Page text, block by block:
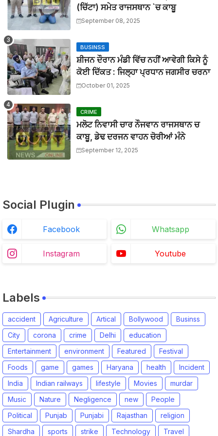
11 ਜੂਨ ਦੇ ਗੰਭੀਰਪੁਰ ਸਿੱਖਿਆ ਮੰਤਰੀ ਪੰਜਾਬ ਦੇ ਪਿੰਡ ਧਰਨੇ ਸੰਬੰਧੀ
BTTNEWS-Jun 08 2026
ਟਰੱਕ ਨਾਲ ਟਕਰਾਈ ਪਿਕਅਪ 9 ਦੀ ਮੌਤ 22 ਜਖਮੀ
BTTNEWS-Jun 06 2026
ਸਿੱਖਿਆ ਮੰਤਰੀ ਅਤੇ ਸਿੱਖਿਆ ਸਕੱਤਰ ਵੱਲੋਂ ਮੀਟਿੰਗ ਦਾ ਸਮਾਂ ਵਾਰ-
BTTNEWS-Jun 05 2026
ਰੋਹਿਤ ਗੋਦਾਰਾ ਗੈਂਗ ਦੇ ਸ਼ੂਟਰ ਤੇ ਹਥਿਆਰ ਸਪਲਾਈ ਕਰਨ ਵਾਲੇ
BTTNEWS-Jun 02 2026
ਨੌਜਵਾਨ ਨੂੰ ਅਗਵਾ ਕਰਕੇ ਕਤਲ ਕਰਨ ਦੇ ਮਾਮਲੇ ਵਿੱਚ ਉਸਦੀ
BTTNEWS-May 27 2026
(ਚਿੱਟਾ) ਸਮੇਤ ਰਾਜਸਥਾਨ `ਚ ਕਾਬੂ
September 08, 2025
BUSINSS
ਸ਼ੀਜਨ ਦੌਰਾਨ ਮੰਡੀ ਵਿੱਚ ਨਹੀਂ ਆਵੇਗੀ ਕਿਸੇ ਨੂੰ
ਕੋਈ ਦਿੱਕਤ : ਜਿਲ੍ਹਾ ਪ੍ਰਧਾਨ ਜਗਸੀਰ ਚਰਨਾ
October 01, 2025
CRIME
ਮਲੋਟ ਨਿਵਾਸੀ ਚਾਰ ਨੌਜਵਾਨ ਰਾਜਸਥਾਨ ਚ
ਕਾਬੂ, ਡੇਢ ਦਰਜਨ ਵਾਹਨ ਚੋਰੀਆਂ ਮੰਨੇ
September 12, 2025
Social Plugin
Facebook Whatsapp
Instagram Youtube
Labels
accident Agriculture Artical Bollywood
Businss
City
corona crime Delhi
education
Entertainment
environment Featured
Festival
Foods
game games Haryana health
Incident
India
Indian railways lifestyle Movies
murdar
Music
Nature Negligence new
People
Political
Punjab Punjabi Rajasthan
religion
Shardha
sports strike Technology Travel